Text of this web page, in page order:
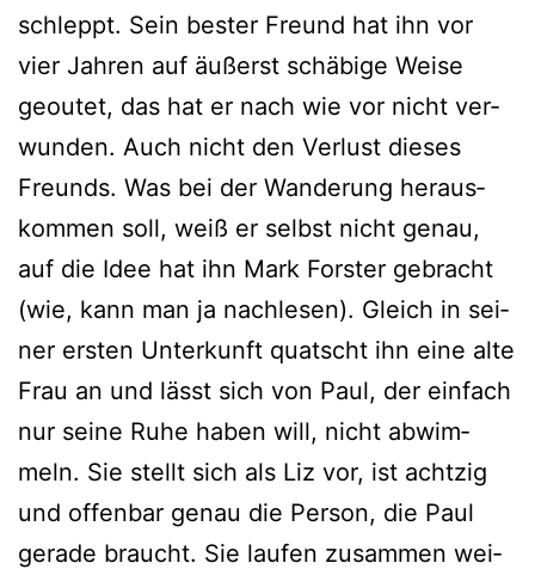
schleppt. Sein bes­ter Freund hat ihn vor
vier Jahren auf äußerst schä­bi­ge Weise
geoutet, das hat er nach wie vor nicht ver­
wun­den. Auch nicht den Verlust die­ses
Freunds. Was bei der Wanderung her­aus­
kom­men soll, weiß er selbst nicht genau,
auf die Idee hat ihn Mark Forster gebracht
(wie, kann man ja nach­le­sen). Gleich in sei­
ner ers­ten Unterkunft quatscht ihn eine alte
Frau an und lässt sich von Paul, der ein­fach
nur sei­ne Ruhe haben will, nicht abwim­
meln. Sie stellt sich als Liz vor, ist acht­zig
und offen­bar genau die Person, die Paul
gera­de braucht. Sie lau­fen zusam­men wei­